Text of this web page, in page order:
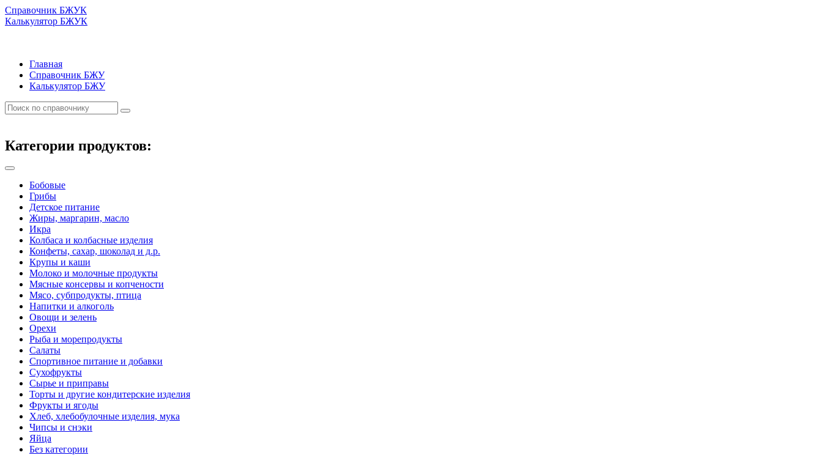
Справочник БЖУК
Калькулятор БЖУК
Главная
Справочник БЖУ
Калькулятор БЖУ
Категории продуктов:
Бобовые
Грибы
Детское питание
Жиры, маргарин, масло
Икра
Колбаса и колбасные изделия
Конфеты, сахар, шоколад и д.р.
Крупы и каши
Молоко и молочные продукты
Мясные консервы и копчености
Мясо, субпродукты, птица
Напитки и алкоголь
Овощи и зелень
Орехи
Рыба и морепродукты
Салаты
Спортивное питание и добавки
Сухофрукты
Сырье и приправы
Торты и другие кондитерские изделия
Фрукты и ягоды
Хлеб, хлебобулочные изделия, мука
Чипсы и снэки
Яйца
Без категории